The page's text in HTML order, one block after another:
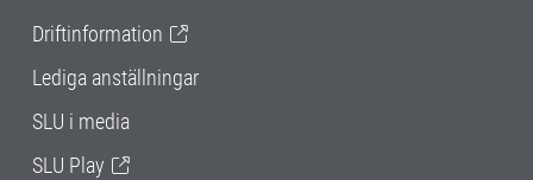
Driftinformation
Lediga anställningar
SLU i media
SLU Play